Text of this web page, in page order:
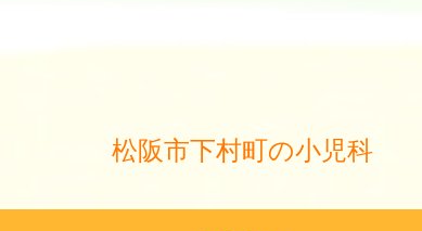
松阪市下村町の小児科